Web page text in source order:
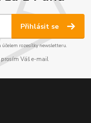
Přihlásit se
účelem rozesílky newsletteru.
Váš e-mail